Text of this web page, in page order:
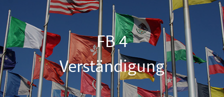
FB 4
Verständigung